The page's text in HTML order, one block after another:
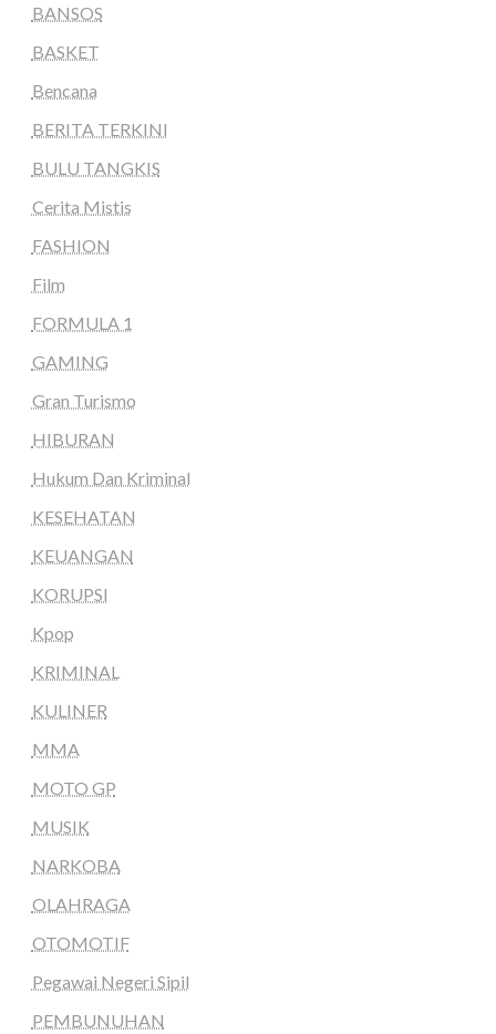
BANSOS
BASKET
Bencana
BERITA TERKINI
BULU TANGKIS
Cerita Mistis
FASHION
Film
FORMULA 1
GAMING
Gran Turismo
HIBURAN
Hukum Dan Kriminal
KESEHATAN
KEUANGAN
KORUPSI
Kpop
KRIMINAL
KULINER
MMA
MOTO GP
MUSIK
NARKOBA
OLAHRAGA
OTOMOTIF
Pegawai Negeri Sipil
PEMBUNUHAN